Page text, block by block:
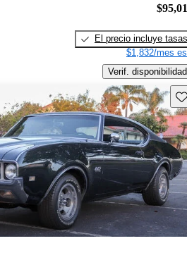
El precio incluye tasas
$1,832/mes
Verif. disponibilidad